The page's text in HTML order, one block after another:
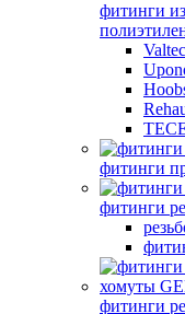
фитинги
Valtec
фитинги
фитинги
фитинги